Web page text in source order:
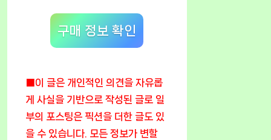
구매 정보 확인
■이 글은 개인적인 의견을 자유롭
게 사실을 기반으로 작성된 글로 일
부의 포스팅은 픽션을 더한 글도 있
을 수 있습니다. 모든 정보가 변할